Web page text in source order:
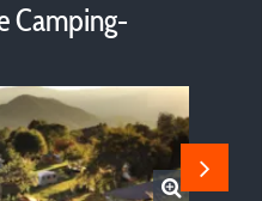
Camping-